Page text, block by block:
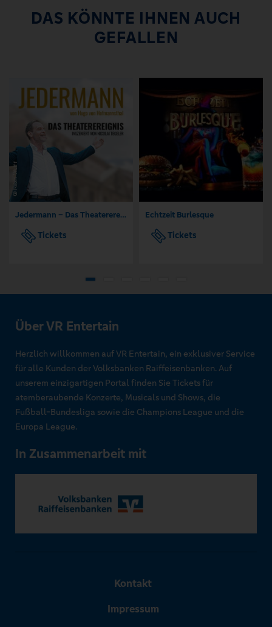
DAS KÖNNTE IHNEN AUCH
GEFALLEN
Jedermann – Das Theaterereignis
Tickets
Echtzeit Burlesque
Tickets
Über VR Entertain
Herzlich willkommen auf VR Entertain, ein exklusiver Service
für alle Kunden der Volksbanken Raiffeisenbanken. Auf
unserem einzigartigen Portal finden Sie Tickets für
atemberaubende Konzerte, Musicals und Shows, die
Fußball-Bundesliga sowie die Champions League und die
Europa League.
In Zusammenarbeit mit
Kontakt
Impressum